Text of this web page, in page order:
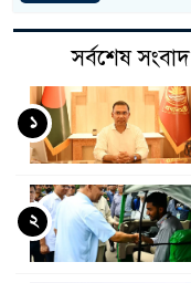
সর্বশেষ সংবাদ
১
২